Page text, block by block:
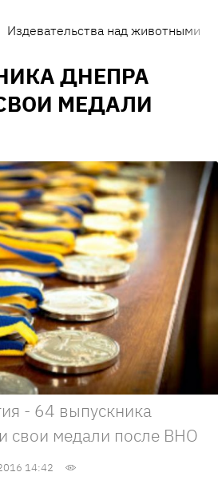
Издевательства над животными
ДНЕПРА
МЕДАЛИ
- 64 выпускника
свои медали после ВНО
14:42